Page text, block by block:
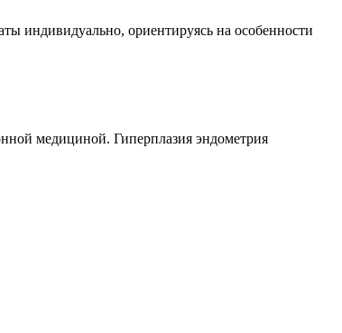
индивидуально, ориентируясь на особенности
медициной. Гиперплазия эндометрия